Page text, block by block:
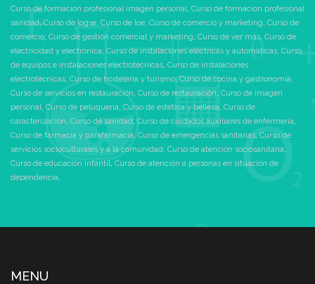
Curso de formacion profesional imagen personal, Curso de formacion profesional
sanidad,Curso de logse, Curso de loe, Curso de comercio y marketing, Curso de
comercio, Curso de gestión comercial y marketing, Curso de ver más, Curso de
electricidad y electrónica, Curso de instalaciones eléctricas y automáticas, Curso
de equipos e instalaciones electrotécnicas, Curso de instalaciones
electrotécnicas, Curso de hostelería y turismo,Curso de cocina y gastronomía,
Curso de servicios en restauración, Curso de restauración, Curso de imagen
personal, Curso de peluquería, Curso de estética y belleza, Curso de
caracterización, Curso de sanidad, Curso de cuidados auxiliares de enfermería,
Curso de farmacia y parafarmacia,Curso de emergencias sanitarias,Curso de
servicios socioculturales y a la comunidad, Curso de atención sociosanitaria,
Curso de educación infantil, Curso de atención a personas en situación de
dependencia,
MENU